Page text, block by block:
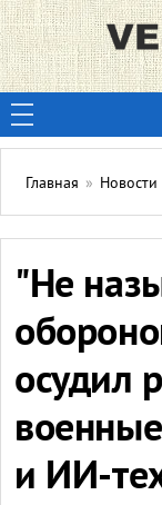
Главная » Новости
"Не
осудил
и ИИ-